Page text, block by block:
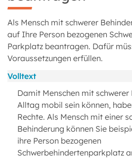
Als Mensch mit schwerer
auf Ihre Person bezogenen
Parkplatz beantragen. Dafür
Voraussetzungen erfüllen.
Volltext
Damit Menschen mit schwerer
Alltag mobil sein können,
Rechte. Als Mensch mit einer
Behinderung können Sie
ihre Person bezogenen
Schwerbehindertenparkplatz